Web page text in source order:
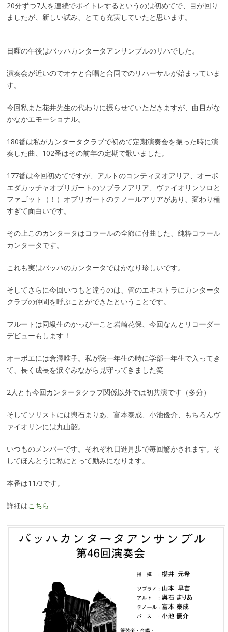
20分ずつ7人を連続でボイトレするというのは初めてで、目が回り
ましたが、新しい試み、とても充実していたと思います。
日曜の午後はバッハカンタータアンサンブルのリハでした。
演奏会が近いのでオケと合唱と合同でのリハーサルが始まっていま
す。
今回私また花井先生の代わりに振らせていただきますが、曲目がな
かなかエモーショナル。
180番は私がカンタータクラブで初めて定期演奏会を振った時に演
奏した曲、102番はその前年の定期で歌いました。
177番は今回初めてですが、アルトのコンティヌオアリア、オーボ
エダカッチャオブリガートのソプラノアリア、ヴァイオリンソロと
ファゴット（！）オブリガートのテノールアリアがあり、変わり種
すぎて面白いです。
その上このカンタータはコラールの全節に付曲した、純粋コラール
カンタータです。
これも実はバッハのカンタータではかなり珍しいです。
そしてさらに今回いつもと違うのは、管のエキストラにカンタータ
クラブの仲間を呼ぶことができたということです。
フルートは同級生のかっぴーこと岩崎花保、今回なんとリコーダー
デビューもします！
オーボエには倉澤唯子。私が院一年生の時に学部一年生で入ってき
て、長く成長を涙ぐみながら見守ってきました笑
2人とも今回カンタータクラブ関係以外では初共演です（多分）
そしてソリストには輿石まりあ、富本泰成、小池優介、もちろんヴ
ァイオリンには丸山韶。
いつものメンバーです。それぞれ日進月歩で毎回驚かされます。そ
してほんとうに私にとって励みになります。
本番は11/3です。
詳細はこちら